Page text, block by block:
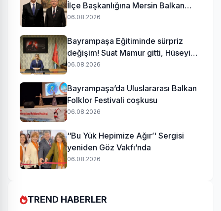
İlçe Başkanlığına Mersin Balkan
atandı
06.08.2026
Bayrampaşa Eğitiminde sürpriz
değişim! Suat Mamur gitti, Hüseyin
Aydın geldi
06.08.2026
Bayrampaşa’da Uluslararası Balkan
Folklor Festivali coşkusu
06.08.2026
‘‘Bu Yük Hepimize Ağır’' Sergisi
yeniden Göz Vakfı’nda
06.08.2026
TREND HABERLER